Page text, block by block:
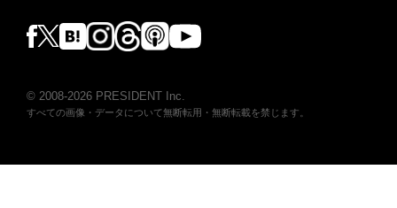
© 2008-2026 PRESIDENT Inc.
すべての画像・データについて無断転用・無断転載を禁じます。